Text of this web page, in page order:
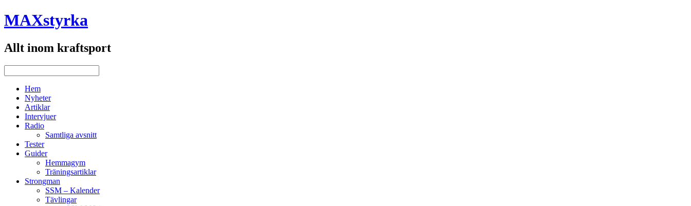
MAXstyrka
Allt inom kraftsport
Hem
Nyheter
Artiklar
Intervjuer
Radio
Samtliga avsnitt
Tester
Guider
Hemmagym
Träningsartiklar
Strongman
SSM – Kalender
Tävlingar